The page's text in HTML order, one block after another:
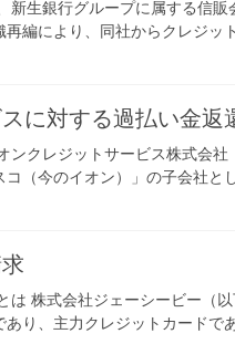
新生銀行グループに属する信
編により、同社からクレジッ
に対する過払い金返
ンクレジットサービス株式会
コ（今のイオン）」の子会社
は 株式会社ジェーシービー（
あり、主力クレジットカード